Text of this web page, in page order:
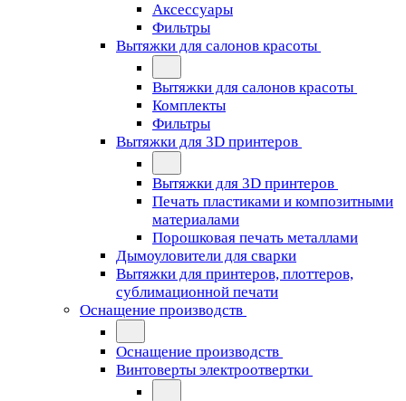
Аксессуары
Фильтры
Вытяжки для салонов красоты
Вытяжки для салонов красоты
Комплекты
Фильтры
Вытяжки для 3D принтеров
Вытяжки для 3D принтеров
Печать пластиками и композитными
материалами
Порошковая печать металлами
Дымоуловители для сварки
Вытяжки для принтеров, плоттеров,
сублимационной печати
Оснащение производств
Оснащение производств
Винтоверты электроотвертки